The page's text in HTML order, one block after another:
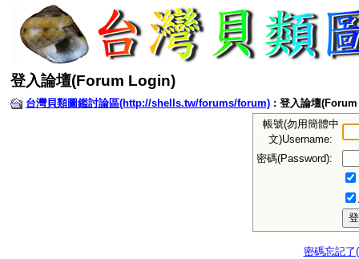
登入論壇(Forum Login)
台灣貝類圖鑑討論區(http://shells.tw/forums/forum) : 登入論壇
帳號(勿用簡體中
文)Username:
密碼(Password):
密碼忘記了